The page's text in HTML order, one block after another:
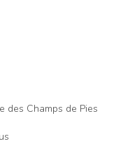
des Champs de Pies